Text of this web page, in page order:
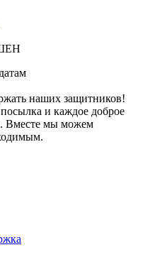
наших защитников!
и каждое доброе
Вместе мы можем